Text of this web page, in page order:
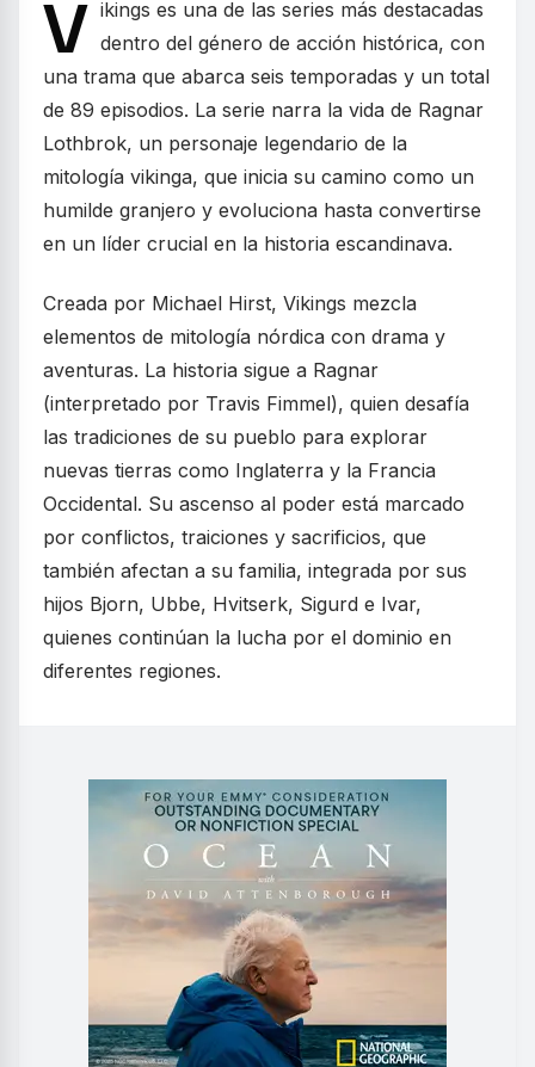
V ikings es una de las series más destacadas
dentro del género de acción histórica, con
una trama que abarca seis temporadas y un total
de 89 episodios. La serie narra la vida de Ragnar
Lothbrok, un personaje legendario de la
mitología vikinga, que inicia su camino como un
humilde granjero y evoluciona hasta convertirse
en un líder crucial en la historia escandinava.
Creada por Michael Hirst, Vikings mezcla
elementos de mitología nórdica con drama y
aventuras. La historia sigue a Ragnar
(interpretado por Travis Fimmel), quien desafía
las tradiciones de su pueblo para explorar
nuevas tierras como Inglaterra y la Francia
Occidental. Su ascenso al poder está marcado
por conflictos, traiciones y sacrificios, que
también afectan a su familia, integrada por sus
hijos Bjorn, Ubbe, Hvitserk, Sigurd e Ivar,
quienes continúan la lucha por el dominio en
diferentes regiones.